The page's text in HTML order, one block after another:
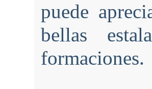
puede
bellas
formaciones.